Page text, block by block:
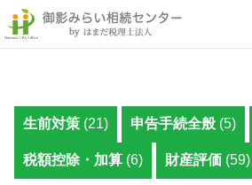
生前対策 (21) 申告手続全般 (5)
税額控除・加算 (6) 財産評価 (59)